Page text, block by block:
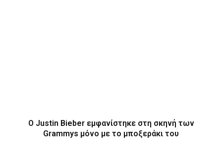
O Justin Bieber εμφανίστηκε στη σκηνή των
Grammys μόνο με το μποξεράκι του